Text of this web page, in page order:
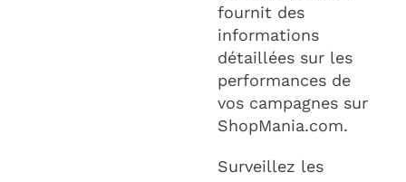
fournit des
informations
détaillées sur les
performances de
vos campagnes sur
ShopMania.com.
Surveillez les